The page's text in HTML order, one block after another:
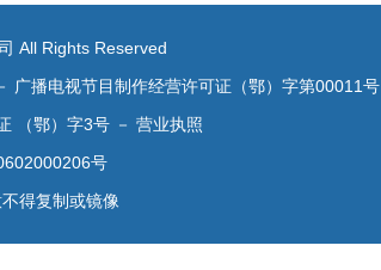
All Rights Reserved
广播电视节目制作经营许可证（鄂）字第00011号
（鄂）字3号 － 营业执照
号
得复制或镜像